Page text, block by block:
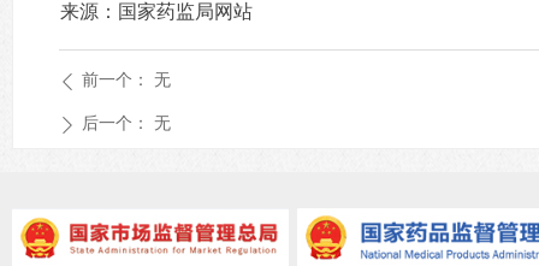
来源：国家药监局网站
ꄴ 前一个： 无
ꄲ 后一个： 无